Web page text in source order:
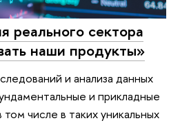
реального сектора
наши продукты»
и анализа данных
и прикладные
числе в таких уникальных